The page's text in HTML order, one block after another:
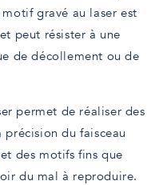
gravé au laser est
peut résister à une
de décollement ou de
permet de réaliser des
du faisceau
des motifs fins que
du mal à reproduire.